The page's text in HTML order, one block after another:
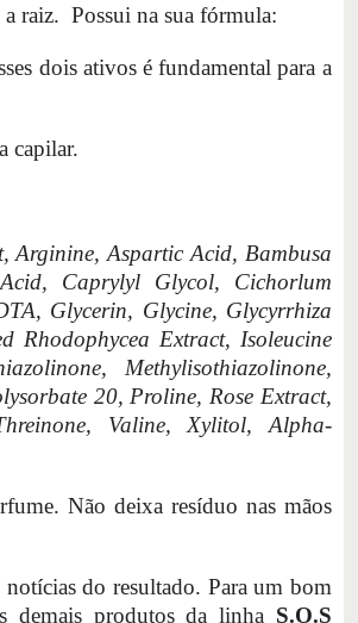
raiz. Possui na sua fórmula:
dois ativos é fundamental para a
capilar.
Arginine, Aspartic Acid, Bambusa
Caprylyl Glycol, Cichorlum
Glycerin, Glycine, Glycyrrhiza
Rhodophycea Extract, Isoleucine
Methylisothiazolinone,
20, Proline, Rose Extract,
Valine, Xylitol, Alpha-
Não deixa resíduo nas mãos
notícias do resultado. Para um bom
demais produtos da linha S.O.S